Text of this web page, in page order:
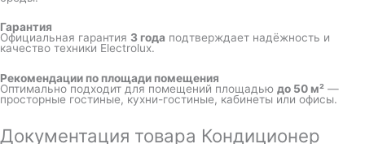
Гарантия
Официальная гарантия 3 года подтверждает надёжность и
качество техники Electrolux.
Рекомендации по площади помещения
Оптимально подходит для помещений площадью до 50 м² —
просторные гостиные, кухни-гостиные, кабинеты или офисы.
Документация товара Кондиционер